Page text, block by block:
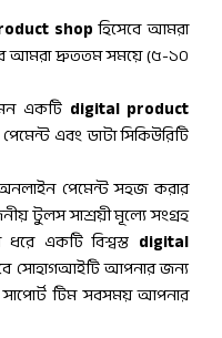
shopহিসেবে আমরা
আমরা দ্রুততম সময়ে (৫-১০
একটি digital product
এবং ডাটা সিকিউরিটি
পেমেন্ট সহজ করার
টুলস সাশ্রয়ী মূল্যে সংগ্রহ
একটি বিশ্বস্ত digital
সোহাগআইটি আপনার জন্য
সাপোর্ট টিম সবসময় আপনার